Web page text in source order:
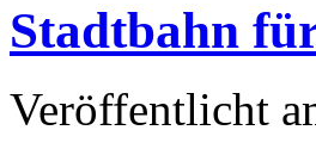
Stadtbahn
Veröffentlicht